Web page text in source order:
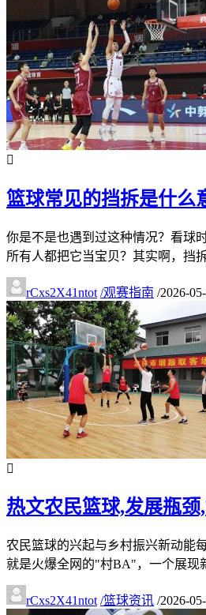
篮球常见的挡拆是什么
你是不是也遇到过这种情况？看球
所有人都把它当宝贝？其实啊，挡
rCxs2X41ntot /观赛指南 /2026-
热文农民篮球,发展瓶
农民篮球的兴起与乡村振兴新动能
就是火爆全网的"村BA"，一个展现
rCxs2X41ntot /篮球资讯 /2026-